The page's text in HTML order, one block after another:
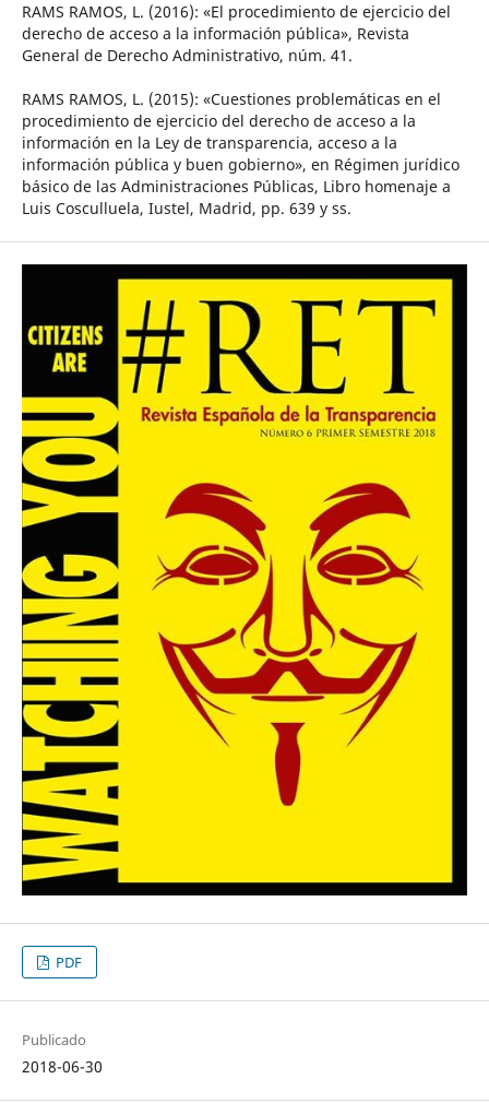
RAMS RAMOS, L. (2016): «El procedimiento de ejercicio del
derecho de acceso a la información pública», Revista
General de Derecho Administrativo, núm. 41.
RAMS RAMOS, L. (2015): «Cuestiones problemáticas en el
procedimiento de ejercicio del derecho de acceso a la
información en la Ley de transparencia, acceso a la
información pública y buen gobierno», en Régimen jurídico
básico de las Administraciones Públicas, Libro homenaje a
Luis Cosculluela, Iustel, Madrid, pp. 639 y ss.
PDF
Publicado
2018-06-30